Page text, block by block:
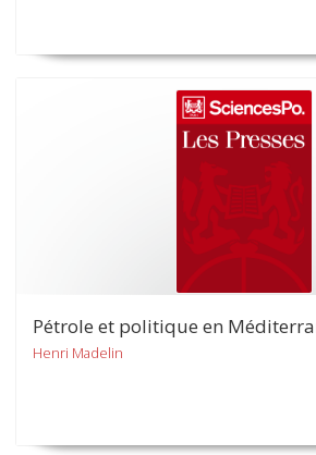
Pétrole et politique en
Henri Madelin